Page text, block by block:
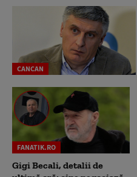
CANCAN
FANATIK.RO
Gigi Becali, detalii de